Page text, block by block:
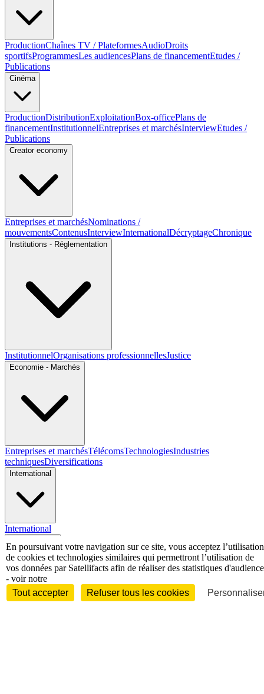
ProductionChaînes TV / PlateformesAudioDroits
sportifsProgrammesLes audiencesPlans de financementEtudes /
Publications
Cinéma
ProductionDistributionExploitationBox-officePlans de
financementInstitutionnelEntreprises et marchésInterviewEtudes /
Publications
Creator economy
Entreprises et marchésNominations /
mouvementsContenusInterviewInternationalDécryptageChronique
Institutions - Réglementation
InstitutionnelOrganisations professionnellesJustice
Economie - Marchés
Entreprises et marchésTélécomsTechnologiesIndustries
techniquesDiversifications
International
International
InterviewBiographiesNominations /
En poursuivant votre navigation sur ce site, vous acceptez l’utilisation
de cookies et technologies similaires qui permettront l’utilisation de
vos données par Satellifacts afin de réaliser des statistiques d'audience
- voir notre
Tout accepter
Refuser tous les cookies